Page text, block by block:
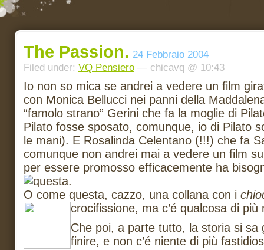
The Passion. 24 Febbraio 2004
Filed under: VQ Pensiero — chicavq @ 10:43
Io non so mica se andrei a vedere un film
con Monica Bellucci nei panni della
“famolo strano” Gerini che fa la moglie di
Pilato fosse sposato, comunque, io di Pilato
le mani). E Rosalinda Celentano (!!!) che fa
comunque non andrei mai a vedere un film
per essere promosso efficacemente ha
questa.
O come questa, cazzo, una collana con i
crocifissione, ma c’é qualcosa di più
Che poi, a parte tutto, la storia si sa
finire, e non c’é niente di più